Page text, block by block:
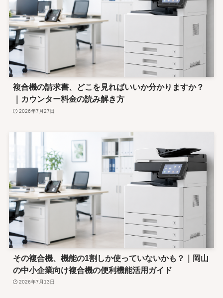
複合機の請求書、どこを見ればいいか分かりますか？
｜カウンター料金の読み解き方
2026年7月27日
その複合機、機能の1割しか使っていないかも？｜岡山
の中小企業向け複合機の便利機能活用ガイド
2026年7月13日